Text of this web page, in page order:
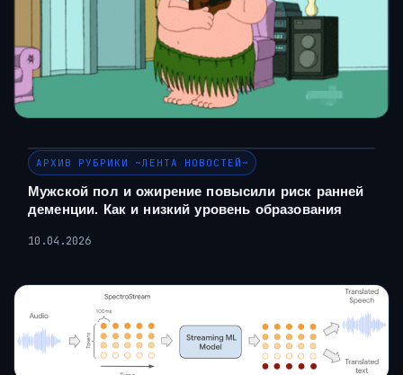
АРХИВ РУБРИКИ ~ЛЕНТА НОВОСТЕЙ~
Мужской пол и ожирение повысили риск ранней
деменции. Как и низкий уровень образования
10.04.2026